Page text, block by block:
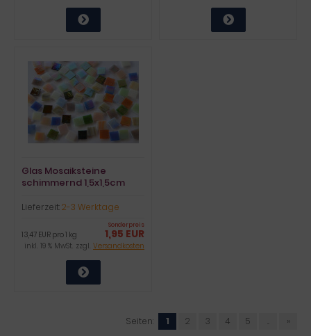
Glas Mosaiksteine
schimmernd 1,5x1,5cm
Lieferzeit:2-3 Werktage
Sonderpreis
1,95 EUR
13,47 EUR pro 1 kg
inkl. 19 % MwSt. zzgl. Versandkosten
Seiten: 1 2 3 4 5 ... »